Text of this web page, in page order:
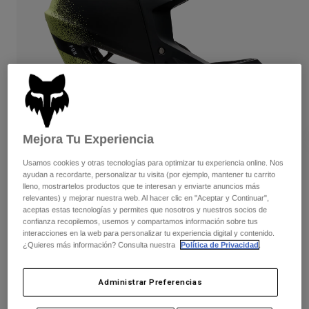
Pantalones largos
Pantalones cortos
Chaquetas y chalecos
Protecciones
Gafas de protección
Calcetines
Recambios
Pantalones
Guantes
Chaquetas
Protecciones
Gafas de protección
Calcetines
Mochilas y accesorios
Recambios
Camisas
Ver todo
Mujer
Camisetas y tops
Chaquetas
Pantalones
Camisas
Ver todo
Niños
Protecciones
Gafas de Protección
Calcetines
Ver todo
Moto
Cascos
Camisetas
Pantalones
Botas
Protecciones
Guantes
Gafas de Protección
Casco Proframe RS Aura
N.º de artículo38340
Mejora Tu Experiencia
Usamos cookies y otras tecnologías para optimizar tu experiencia online. Nos
ayudan a recordarte, personalizar tu visita (por ejemplo, mantener tu carrito
lleno, mostrartelos productos que te interesan y enviarte anuncios más
relevantes) y mejorar nuestra web. Al hacer clic en "Aceptar y Continuar",
aceptas estas tecnologías y permites que nosotros y nuestros socios de
confianza recopilemos, usemos y compartamos información sobre tus
interacciones en la web para personalizar tu experiencia digital y contenido.
¿Quieres más información? Consulta nuestra
Política de Privacidad
Administrar Preferencias